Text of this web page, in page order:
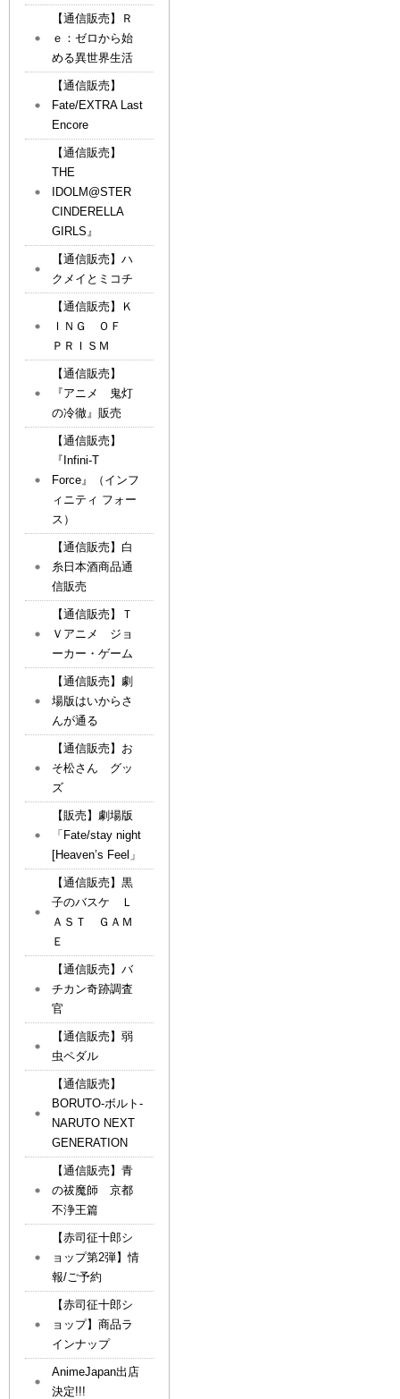
【通信販売】Ｒ
ｅ：ゼロから始
める異世界生活
【通信販売】
Fate/EXTRA Last
Encore
【通信販売】
THE
IDOLM@STER
CINDERELLA
GIRLS』
【通信販売】ハ
クメイとミコチ
【通信販売】Ｋ
ＩＮＧ ＯＦ
ＰＲＩＳＭ
【通信販売】
『アニメ 鬼灯
の冷徹』販売
【通信販売】
『Infini-T
Force』（インフ
ィニティ フォー
ス）
【通信販売】白
糸日本酒商品通
信販売
【通信販売】Ｔ
Ｖアニメ ジョ
ーカー・ゲーム
【通信販売】劇
場版はいからさ
んが通る
【通信販売】お
そ松さん グッ
ズ
【販売】劇場版
「Fate/stay night
[Heaven’s Feel」
【通信販売】黒
子のバスケ Ｌ
ＡＳＴ ＧＡＭ
Ｅ
【通信販売】バ
チカン奇跡調査
官
【通信販売】弱
虫ペダル
【通信販売】
BORUTO-ボルト-
NARUTO NEXT
GENERATION
【通信販売】青
の祓魔師 京都
不浄王篇
【赤司征十郎シ
ョップ第2弾】情
報/ご予約
【赤司征十郎シ
ョップ】商品ラ
インナップ
AnimeJapan出店
決定!!!